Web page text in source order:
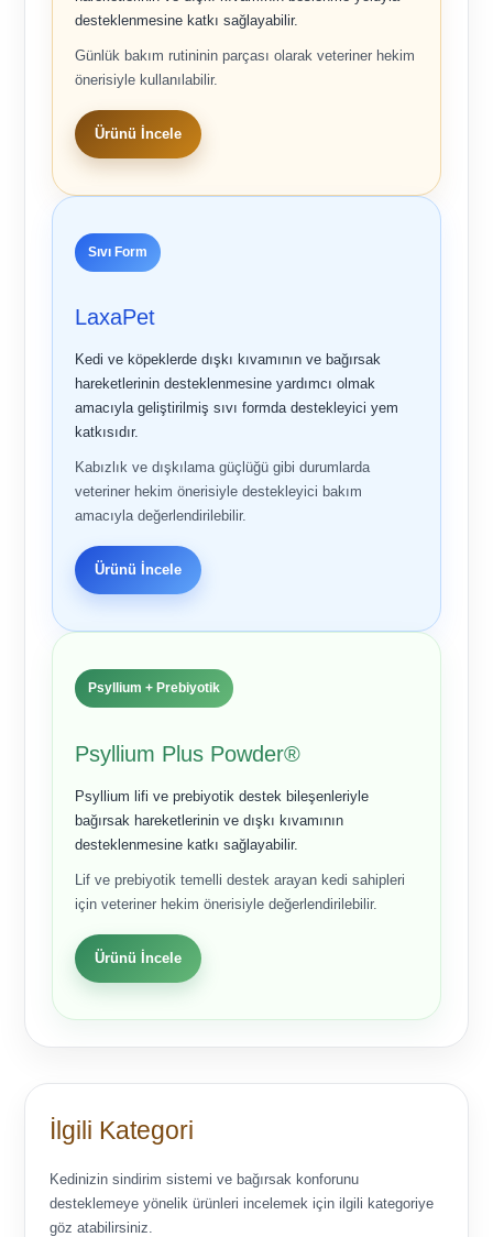
desteklenmesine katkı sağlayabilir.
Günlük bakım rutininin parçası olarak veteriner hekim
önerisiyle kullanılabilir.
Ürünü İncele
Sıvı Form
LaxaPet
Kedi ve köpeklerde dışkı kıvamının ve bağırsak
hareketlerinin desteklenmesine yardımcı olmak
amacıyla geliştirilmiş sıvı formda destekleyici yem
katkısıdır.
Kabızlık ve dışkılama güçlüğü gibi durumlarda
veteriner hekim önerisiyle destekleyici bakım
amacıyla değerlendirilebilir.
Ürünü İncele
Psyllium + Prebiyotik
Psyllium Plus Powder®
Psyllium lifi ve prebiyotik destek bileşenleriyle
bağırsak hareketlerinin ve dışkı kıvamının
desteklenmesine katkı sağlayabilir.
Lif ve prebiyotik temelli destek arayan kedi sahipleri
için veteriner hekim önerisiyle değerlendirilebilir.
Ürünü İncele
İlgili Kategori
Kedinizin sindirim sistemi ve bağırsak konforunu
desteklemeye yönelik ürünleri incelemek için ilgili kategoriye
göz atabilirsiniz.